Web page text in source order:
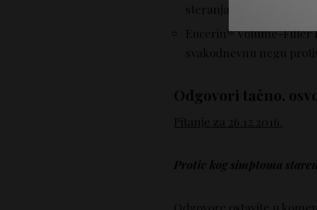
steranja kože, i vraća
Eucerin® Volume-Filler
svakodnevnu negu
Odgovori tačno,
Pitanje za 26.12.2016.
Protiv kog simptoma